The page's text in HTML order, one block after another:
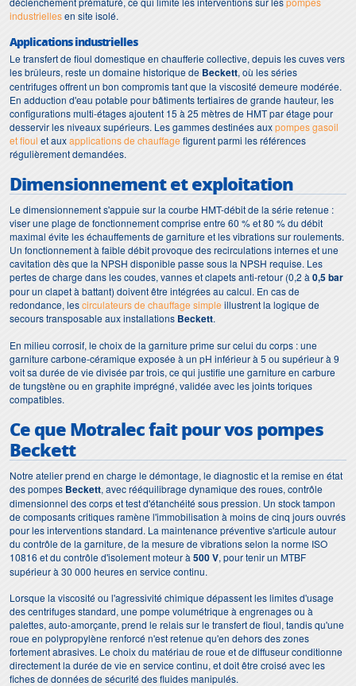
industriellesen site isolé.
Applications industrielles
Le transfert de fioul domestique en chaufferie collective, depuis les cuves vers
les brûleurs, reste un domaine historique de Beckett, où les séries
centrifuges offrent un bon compromis tant que la viscosité demeure modérée.
En adduction d'eau potable pour bâtiments tertiaires de grande hauteur, les
configurations multi-étages ajoutent 15 à 25 mètres de HMT par étage pour
desservir les niveaux supérieurs. Les gammes destinées auxpompes gasoil
et fioul et auxapplications de chauffage figurent parmi les références
régulièrement demandées.
Dimensionnement et exploitation
Le dimensionnement s'appuie sur la courbe HMT-débit de la série retenue :
viser une plage de fonctionnement comprise entre 60 % et 80 % du débit
maximal évite les échauffements de garniture et les vibrations sur roulements.
Un fonctionnement à faible débit provoque des recirculations internes et une
cavitation dès que la NPSH disponible passe sous la NPSH requise. Les
pertes de charge dans les coudes, vannes et clapets anti-retour (0,2 à 0,5 bar
pour un clapet à battant) doivent être intégrées au calcul. En cas de
redondance, lescirculateurs de chauffage simple illustrent la logique de
secours transposable aux installations Beckett.
En milieu corrosif, le choix de la garniture prime sur celui du corps : une
garniture carbone-céramique exposée à un pH inférieur à 5 ou supérieur à 9
voit sa durée de vie divisée par trois, ce qui justifie une garniture en carbure
de tungstène ou en graphite imprégné, validée avec les joints toriques
compatibles.
Ce que Motralec fait pour vos pompes
Beckett
Notre atelier prend en charge le démontage, le diagnostic et la remise en état
des pompes Beckett, avec rééquilibrage dynamique des roues, contrôle
dimensionnel des corps et test d'étanchéité sous pression. Un stock tampon
de composants critiques ramène l'immobilisation à moins de cinq jours ouvrés
pour les interventions standard. La maintenance préventive s'articule autour
du contrôle de la garniture, de la mesure de vibrations selon la norme ISO
10816 et du contrôle d'isolement moteur à 500 V, pour tenir un MTBF
supérieur à 30 000 heures en service continu.
Lorsque la viscosité ou l'agressivité chimique dépassent les limites d'usage
des centrifuges standard, une pompe volumétrique à engrenages ou à
palettes, auto-amorçante, prend le relais sur le transfert de fioul, tandis qu'une
roue en polypropylène renforcé n'est retenue qu'en dehors des zones
fortement abrasives. Le choix du matériau de roue et de diffuseur conditionne
directement la durée de vie en service continu, et doit être croisé avec les
fiches de données de sécurité des fluides manipulés.